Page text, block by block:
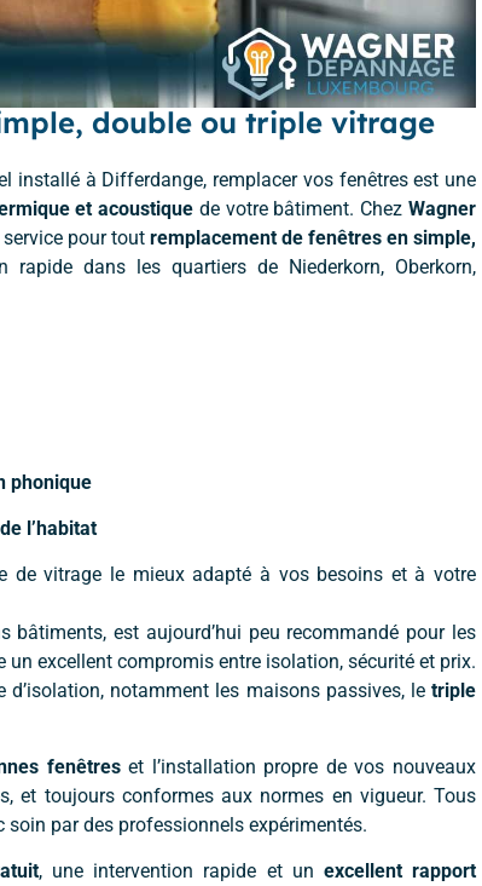
double ou triple vitrage
installé à Differdange, remplacer vos fenêtres est une
et acoustique de votre bâtiment. Chez Wagner
pour tout remplacement de fenêtres en simple,
rapide dans les quartiers de Niederkorn, Oberkorn,
phonique
l’habitat
de vitrage le mieux adapté à vos besoins et à votre
bâtiments, est aujourd’hui peu recommandé pour les
un excellent compromis entre isolation, sécurité et prix.
notamment les maisons passives, le triple
fenêtreset l’installation propre de vos nouveaux
et toujours conformes aux normes en vigueur. Tous
par des professionnels expérimentés.
, une intervention rapide et un excellent rapport